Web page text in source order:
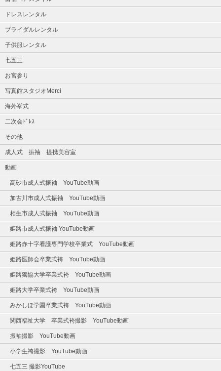
ドレスレンタル
ブライダルレンタル
子供服レンタル
七五三
お宮参り
写真館スタジオMerci
海外挙式
二次会ﾄﾞﾚｽ
その他
成人式 振袖 提携美容室
動画
高砂市成人式振袖 YouTube動画
加古川市成人式振袖 YouTube動画
相生市成人式振袖 YouTube動画
姫路市成人式振袖 YouTube動画
姫路赤十字看護専門学校卒業式 YouTube動画
姫路医師会卒業式袴 YouTube動画
姫路獨協大学卒業式袴 YouTube動画
姫路大学卒業式袴 YouTube動画
みかしほ学園卒業式袴 YouTube動画
関西福祉大学 卒業式袴撮影 YouTube動画
振袖撮影 YouTube動画
小学生袴撮影 YouTube動画
七五三 撮影YouTube